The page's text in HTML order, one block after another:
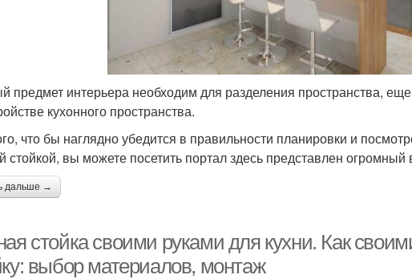
предмет интерьера необходим для разделения пространства,
кухонного пространства.
что бы наглядно убедится в правильности планировки и
стойкой, вы можете посетить портал здесь представлен
дальше →
стойка своими руками для кухни. Как
выбор материалов, монтаж